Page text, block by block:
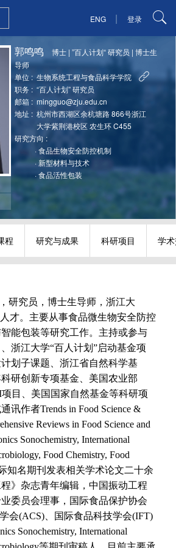
ENG | 登录
郭鸣鸣 博士 |”百人计划“ 研究员 |博士生
导师
单位 : 生物系统工程与食品科学学院
职务 : “百人计划” 研究员
邮箱 : mingguo@zju.edu.cn
地址 : 杭州市西湖区余杭塘路 866号浙江
大学紫荆港校区 农生环 C455
研究方向 :
·食品生物安全防控机制
·新型材料与技术
·食品活性包装
程 研究与成果 科研项目 学
研究员，博士生导师，浙江大
才。主要从事食品微生物安全防控
能包装等研究工作。主持或参与
浙江大学“百人计划 ”启动基金项
划子课题、浙江省自然科学基
研创新专项基金、美国农业部
项目、美国国家自然基金等科研项
讯作者Trends in Food Science &
Reviews in Food Science and
Sonochemistry, International
Food Chemistry, Food
知名期刊发表相关学术论文二十余
》杂志青年编辑，中国振动工程
委员会理事，国际食品保护协会
会(ACS)、国际食品科技学会(IFT)
Sonochemistry, International